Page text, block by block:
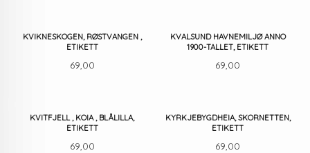
KVIKNESKOGEN, RØSTVANGEN ,
ETIKETT
Pris
69,00
KVALSUND HAVNEMILJØ ANNO
1900-TALLET, ETIKETT
Pris
69,00
KVITFJELL , KOIA , BLÅLILLA,
ETIKETT
Pris
69,00
KYRKJEBYGDHEIA, SKORNETTEN,
ETIKETT
Pris
69,00